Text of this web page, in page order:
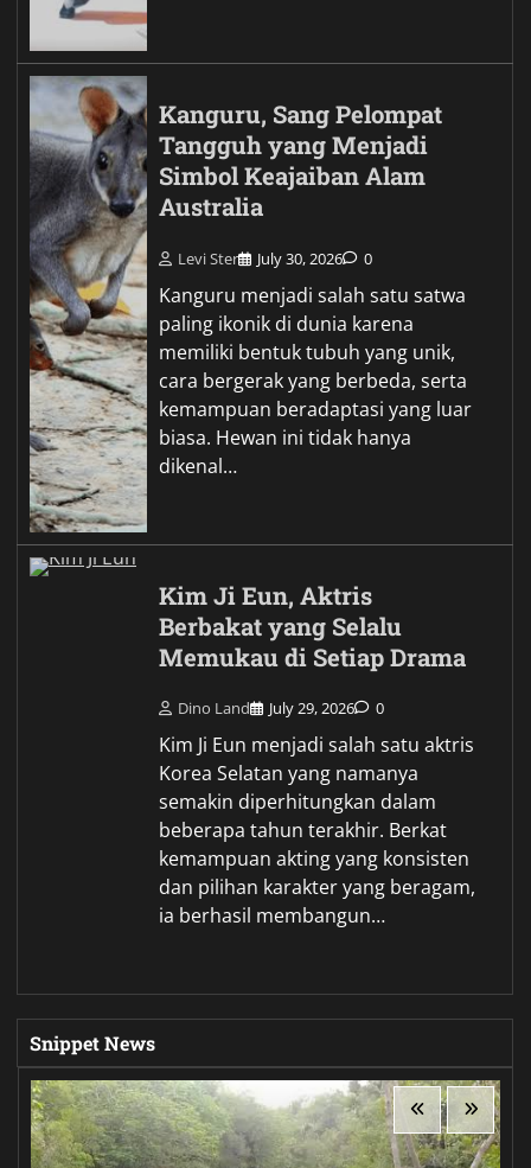
Kanguru, Sang Pelompat
Tangguh yang Menjadi
Simbol Keajaiban Alam
Australia
Levi Ster July 30, 2026 0
Kanguru menjadi salah satu satwa
paling ikonik di dunia karena
memiliki bentuk tubuh yang unik,
cara bergerak yang berbeda, serta
kemampuan beradaptasi yang luar
biasa. Hewan ini tidak hanya
dikenal…
Kim Ji Eun, Aktris
Berbakat yang Selalu
Memukau di Setiap Drama
Dino Land July 29, 2026 0
Kim Ji Eun menjadi salah satu aktris
Korea Selatan yang namanya
semakin diperhitungkan dalam
beberapa tahun terakhir. Berkat
kemampuan akting yang konsisten
dan pilihan karakter yang beragam,
ia berhasil membangun…
Snippet News